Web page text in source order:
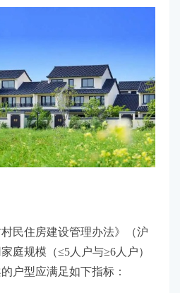
住房建设管理办法》（沪
庭规模（≤5人户与≥6人户）
户型应满足如下指标：